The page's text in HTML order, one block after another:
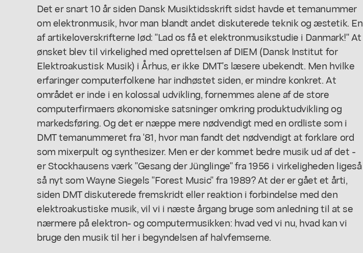
Det er snart 10 år siden Dansk Musiktidsskrift sidst havde et temanummer
om elektronmusik, hvor man blandt andet diskuterede teknik og æstetik. En
af artikeloverskrifterne lød: "Lad os få et elektronmusikstudie i Danmark!" At
ønsket blev til virkelighed med oprettelsen af DIEM (Dansk Institut for
Elektroakustisk Musik) i Århus, er ikke DMT's læsere ubekendt. Men hvilke
erfaringer computerfolkene har indhøstet siden, er mindre konkret. At
området er inde i en kolossal udvikling, fornemmes alene af de store
computerfirmaers økonomiske satsninger omkring produktudvikling og
markedsføring. Og det er næppe mere nødvendigt med en ordliste som i
DMT temanummeret fra '81, hvor man fandt det nødvendigt at forklare ord
som mixerpult og synthesizer. Men er der kommet bedre musik ud af det -
er Stockhausens værk "Gesang der Jünglinge" fra 1956 i virkeligheden ligeså
så nyt som Wayne Siegels "Forest Music" fra 1989? At der er gået et årti,
siden DMT diskuterede fremskridt eller reaktion i forbindelse med den
elektroakustiske musik, vil vi i næste årgang bruge som anledning til at se
nærmere på elektron- og computermusikken: hvad ved vi nu, hvad kan vi
bruge den musik til her i begyndelsen af halvfemserne.